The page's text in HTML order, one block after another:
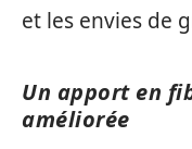
et les envies de
Un apport en
améliorée